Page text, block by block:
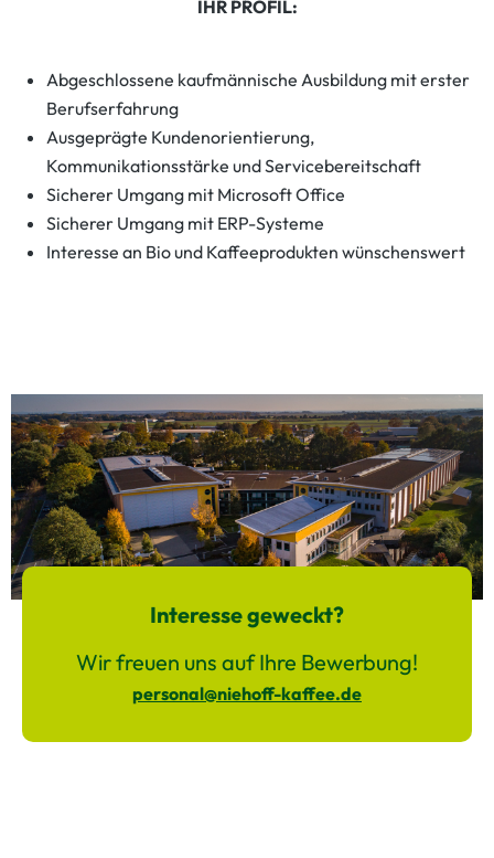
IHR PROFIL:
Abgeschlossene kaufmännische Ausbildung mit erster
Berufserfahrung
Ausgeprägte Kundenorientierung,
Kommunikationsstärke und Servicebereitschaft
Sicherer Umgang mit Microsoft Office
Sicherer Umgang mit ERP-Systeme
Interesse an Bio und Kaffeeprodukten wünschenswert
Interesse geweckt?
Wir freuen uns auf Ihre Bewerbung!
personal@niehoff-kaffee.de